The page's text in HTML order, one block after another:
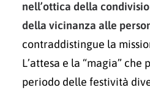
nell’ottica della
della vicinanza alle
contraddistingue la
L’attesa e la “magia”
periodo delle festività